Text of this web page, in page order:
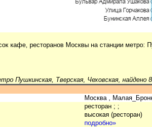
кафе, ресторанов Москвы на станции метро:
Пушкинская, Тверская, Чеховская, найдено
Москва ,
ресторан ; ;
высокая (ресторан)
подробно»